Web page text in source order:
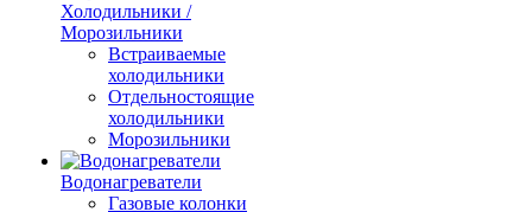
Холодильники /
Морозильники
Встраиваемые
холодильники
Отдельностоящие
холодильники
Морозильники
Водонагреватели
Газовые колонки